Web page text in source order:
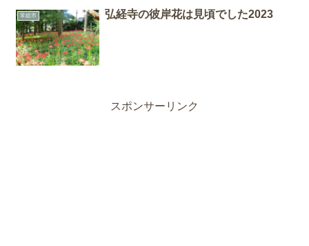
常総市 弘経寺の彼岸花は見頃でした2023
スポンサーリンク